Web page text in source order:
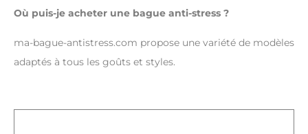
Où puis-je acheter une bague anti-stress ?
ma-bague-antistress.com propose une variété de modèles
adaptés à tous les goûts et styles.